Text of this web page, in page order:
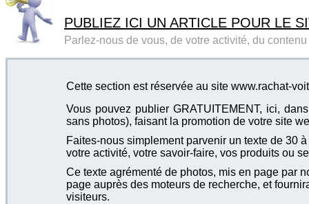
PUBLIEZ ICI UN ARTICLE POUR LE
Parlez-nous de vous, de votre activité, du
Cette section est réservée au site www.rachat-
Vous pouvez publier GRATUITEMENT, ici,
sans photos), faisant la promotion de votre site
Faites-nous simplement parvenir un texte de 30
votre activité, votre savoir-faire, vos produits ou
Ce texte agrémenté de photos, mis en page par
page auprès des moteurs de recherche, et
visiteurs.